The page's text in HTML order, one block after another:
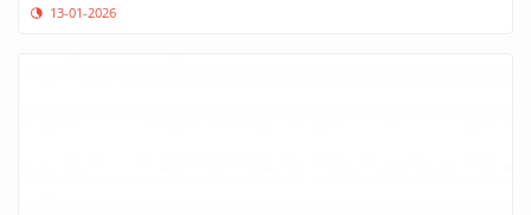
13-01-2026